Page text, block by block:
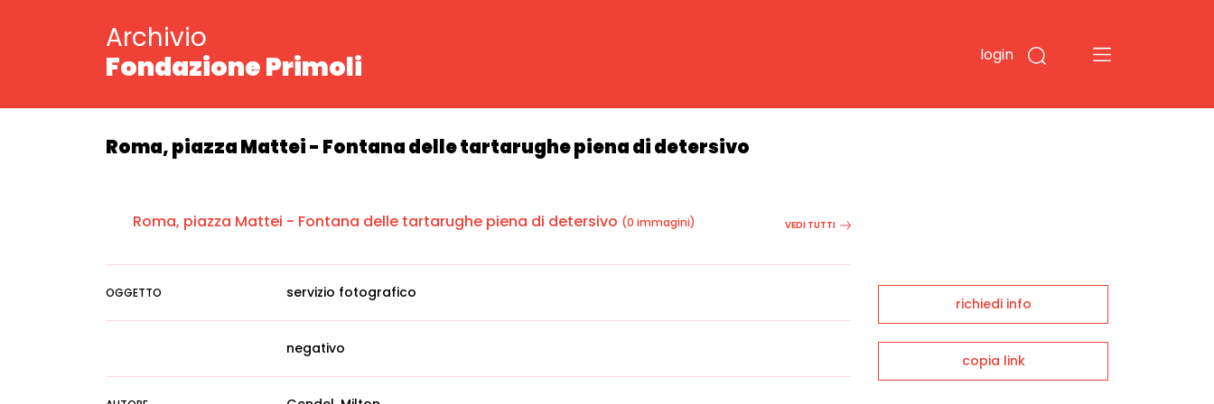
Archivio
Fondazione Primoli
login
Roma, piazza Mattei - Fontana delle tartarughe piena di detersivo
Roma, piazza Mattei - Fontana delle tartarughe piena di detersivo (0 immagini) VEDI TUTTI
OGGETTO servizio fotografico
negativo
richiedi info
copia link